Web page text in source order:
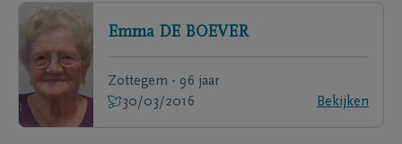
Emma DE BOEVER
Zottegem - 96 jaar
30/03/2016
Bekijken